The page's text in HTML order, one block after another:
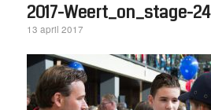
2017-Weert_on_stage-24
13 april 2017